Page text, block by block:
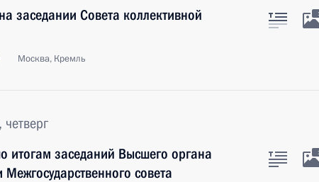
заседании Совета коллективной
Москва, Кремль
итогам заседаний Высшего органа
совета